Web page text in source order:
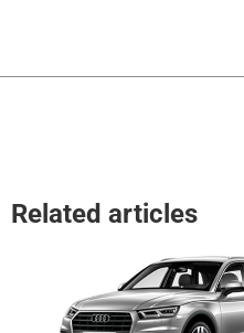
Related articles